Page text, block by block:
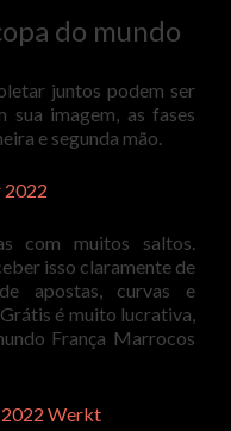
do mundo
juntos podem ser
sua imagem, as fases
e segunda mão.
2022
com muitos saltos.
isso claramente de
apostas, curvas e
é muito lucrativa,
França Marrocos
Werkt